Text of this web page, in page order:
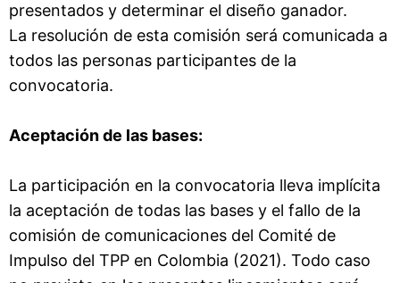
presentados y determinar el diseño ganador.
La resolución de esta comisión será comunicada a
todos las personas participantes de la
convocatoria.
Aceptación de las bases:
La participación en la convocatoria lleva implícita
la aceptación de todas las bases y el fallo de la
comisión de comunicaciones del Comité de
Impulso del TPP en Colombia (2021). Todo caso